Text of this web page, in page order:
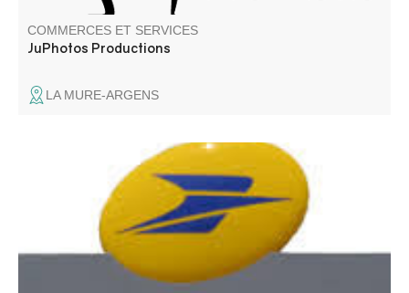
COMMERCES ET SERVICES
JuPhotos Productions
LA MURE-ARGENS
Opérations postales et financières, vente de recharges